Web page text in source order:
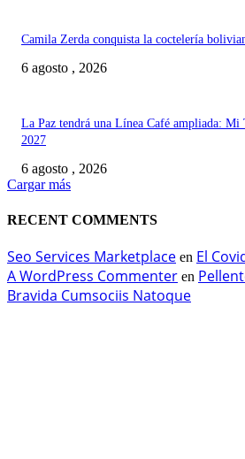
Camila Zerda conquista la coctelería
6 agosto , 2026
La Paz tendrá una Línea Café ampliada:
2027
6 agosto , 2026
Cargar más
RECENT COMMENTS
Seo Services Marketplace en El
A WordPress Commenter en
Bravida Cumsociis Natoque